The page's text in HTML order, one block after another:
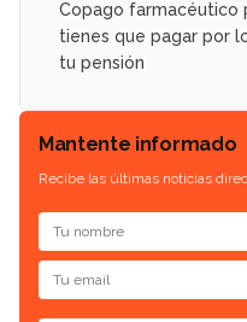
Copago farmacéutico
tienes que pagar por
tu pensión
Mantente informado
Recibe las últimas noticias